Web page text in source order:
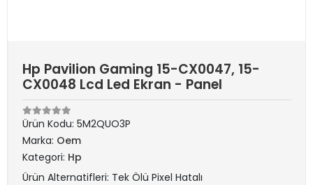
Hp Pavilion Gaming 15-CX0047, 15-
CX0048 Lcd Led Ekran - Panel
Ürün Kodu: 5M2QUO3P
Marka: Oem
Kategori: Hp
Ürün Alternatifleri: Tek Ölü Pixel Hatalı